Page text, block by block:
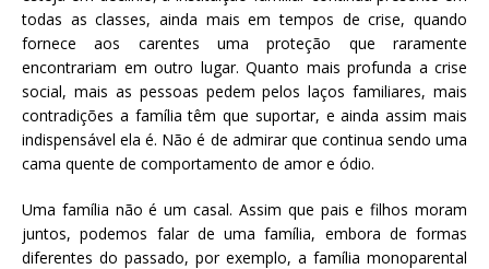
todas as classes, ainda mais em tempos de crise, quando
fornece aos carentes uma proteção que raramente
encontrariam em outro lugar. Quanto mais profunda a crise
social, mais as pessoas pedem pelos laços familiares, mais
contradições a família têm que suportar, e ainda assim mais
indispensável ela é. Não é de admirar que continua sendo uma
cama quente de comportamento de amor e ódio.
Uma família não é um casal. Assim que pais e filhos moram
juntos, podemos falar de uma família, embora de formas
diferentes do passado, por exemplo, a família monoparental